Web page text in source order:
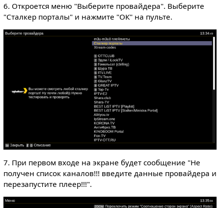
6. Откроется меню "Выберите провайдера". Выберите
"Сталкер порталы" и нажмите "ОК" на пульте.
7. При первом входе на экране будет сообщение "Не
получен список каналов!!! введите данные провайдера и
перезапустите плеер!!!".